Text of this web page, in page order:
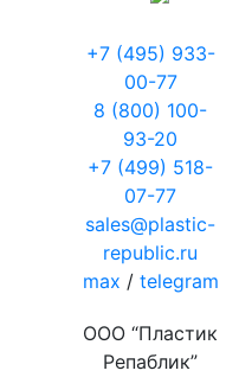
+7 (495) 933-
00-77
8 (800) 100-
93-20
+7 (499) 518-
07-77
sales@plastic-
republic.ru
max / telegram
ООО “Пластик
Репаблик”